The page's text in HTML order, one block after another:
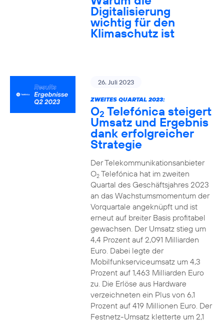
Digitalisierung
wichtig für den
Klimaschutz ist
26. Juli 2023
ZWEITES QUARTAL 2023:
O2 Telefónica steigert
Umsatz und Ergebnis
dank erfolgreicher
Strategie
Der Telekommunikationsanbieter
O2Telefónica hat im zweiten
Quartal des Geschäftsjahres 2023
an das Wachstumsmomentum der
Vorquartale angeknüpft und ist
erneut auf breiter Basis profitabel
gewachsen. Der Umsatz stieg um
4,4 Prozent auf 2,091 Milliarden
Euro. Dabei legte der
Mobilfunkserviceumsatz um 4,3
Prozent auf 1,463 Milliarden Euro
zu. Die Erlöse aus Hardware
verzeichneten ein Plus von 6,1
Prozent auf 419 Millionen Euro. Der
Festnetz-Umsatz kletterte um 2,1